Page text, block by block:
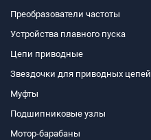
Преобразователи частоты
Устройства плавного пуска
Цепи приводные
Звездочки для приводных цепей
Муфты
Подшипниковые узлы
Мотор-барабаны